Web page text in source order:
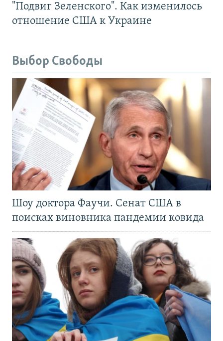
"Подвиг Зеленского". Как изменилось
отношение США к Украине
Выбор Свободы
Шоу доктора Фаучи. Сенат США в
поисках виновника пандемии ковида